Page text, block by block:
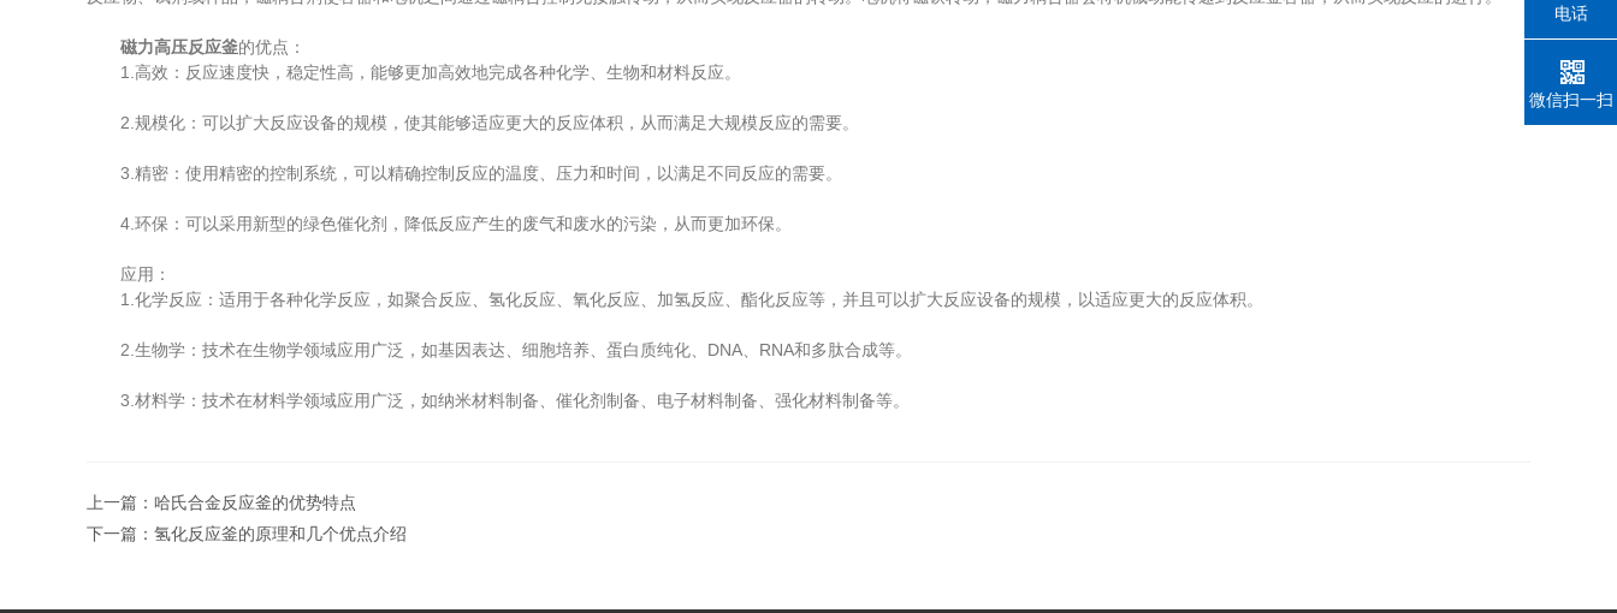
磁力高压反应釜的优点：
1.高效：反应速度快，稳定性高，能够更加高效地完成各种化学、生物和材料反应。
2.规模化：可以扩大反应设备的规模，使其能够适应更大的反应体积，从而满足大规模反应的需要。
3.精密：使用精密的控制系统，可以精确控制反应的温度、压力和时间，以满足不同反应的需要。
4.环保：可以采用新型的绿色催化剂，降低反应产生的废气和废水的污染，从而更加环保。
应用：
1.化学反应：适用于各种化学反应，如聚合反应、氢化反应、氧化反应、加氢反应、酯化反应等，并且可以扩大反应设备的规模，以适应更大的反应体积。
2.生物学：技术在生物学领域应用广泛，如基因表达、细胞培养、蛋白质纯化、DNA、RNA和多肽合成等。
3.材料学：技术在材料学领域应用广泛，如纳米材料制备、催化剂制备、电子材料制备、强化材料制备等。
上一篇： 哈氏合金反应釜的优势特点
下一篇： 氢化反应釜的原理和几个优点介绍
电话
微信扫一扫